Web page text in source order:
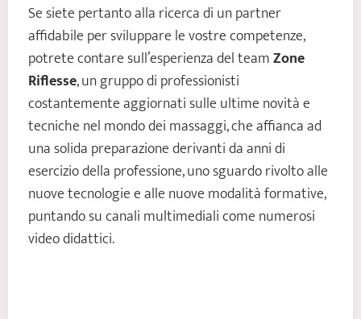
Se siete pertanto alla ricerca di un partner
affidabile per sviluppare le vostre competenze,
potrete contare sull’esperienza del teamZone
Riflesse, un gruppo di professionisti
costantemente aggiornati sulle ultime novità e
tecniche nel mondo dei massaggi, che affianca ad
una solida preparazione derivanti da anni di
esercizio della professione, uno sguardo rivolto alle
nuove tecnologie e alle nuove modalità formative,
puntando su canali multimediali come numerosi
video didattici.